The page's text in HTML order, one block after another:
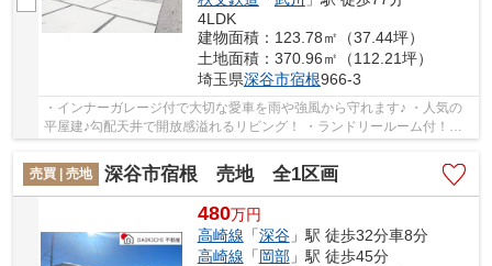
4LDK
建物面積：123.78㎡（37.44坪）
土地面積：370.96㎡（112.21坪）
埼玉県深谷市宿根966-3
・インナーガレージ付で大切な愛車を雨や強風から守れます♪ ・人気の
平屋建♪勾配天井で開放感溢れるリビング！ ・ランドリールーム付！家
事楽動線を考えた間取り！ 「今から見たい！...
売買 | 売地
深谷市宿根 売地 全1区画
480万円
高崎線 「深谷」駅 徒歩32分車8分
高崎線 「岡部」駅 徒歩45分